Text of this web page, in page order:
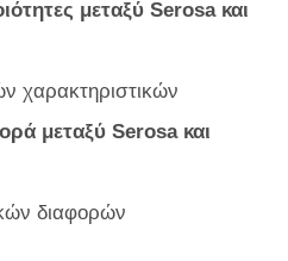
μεταξύ Serosa και
χαρακτηριστικών
μεταξύ Serosa και
διαφορών